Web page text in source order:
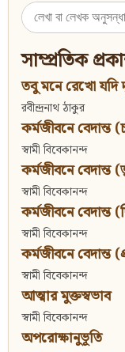
Search
for:
সাম্প্রতিক
তবু মনে রেখো যদি
রবীন্দ্রনাথ ঠাকুর
কর্মজীবনে বেদান্ত
স্বামী বিবেকানন্দ
কর্মজীবনে বেদান্ত
স্বামী বিবেকানন্দ
কর্মজীবনে বেদান্ত
স্বামী বিবেকানন্দ
কর্মজীবনে বেদান্ত
স্বামী বিবেকানন্দ
আত্মার মুক্তস্বভাব
স্বামী বিবেকানন্দ
অপরোক্ষানুভূতি